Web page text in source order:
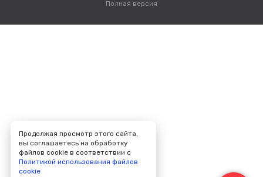
Полная версия
Продолжая просмотр этого сайта,
вы соглашаетесь на обработку
файлов cookie в соответствии с
Политикой использования файлов
cookie